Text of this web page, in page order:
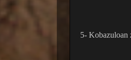
5- Kobazuloan